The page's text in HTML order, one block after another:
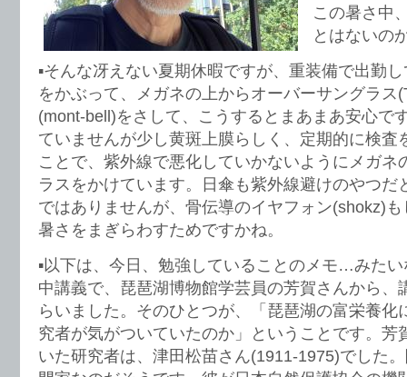
この暑さ中
とはないの
▪️そんな冴えない夏期休暇ですが、重装備で出勤
をかぶって、メガネの上からオーバーサングラス
(mont-bell)をさして、こうするとまあまあ安心で
ていませんが少し黄斑上膜らしく、定期的に検査
ことで、紫外線で悪化していかないようにメガネ
ラスをかけています。日傘も紫外線避けのやつだ
ではありませんが、骨伝導のイヤフォン(shokz)
暑さをまぎらわすためですかね。
▪️以下は、今日、勉強していることのメモ…みた
中講義で、琵琶湖博物館学芸員の芳賀さんから、
らいました。そのひとつが、「琵琶湖の富栄養化
究者が気がついていたのか」ということです。芳
いた研究者は、津田松苗さん(1911-1975)でした